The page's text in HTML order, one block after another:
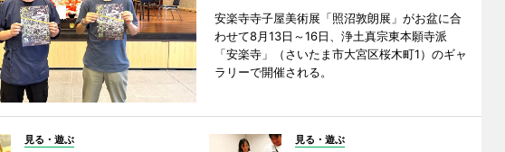
安楽寺寺子屋美術展「照沼敦朗展」がお盆に合
わせて8月13日～16日、浄土真宗東本願寺派
「安楽寺」（さいたま市大宮区桜木町1）のギャ
ラリーで開催される。
見る・遊ぶ 見る・遊ぶ